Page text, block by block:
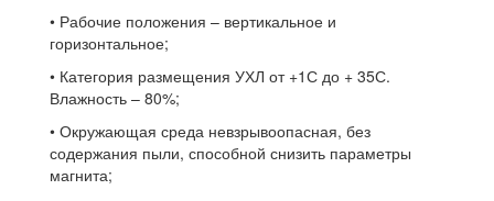
• Рабочие положения – вертикальное и
горизонтальное;
• Категория размещения УХЛ от +1С до + 35С.
Влажность – 80%;
• Окружающая среда невзрывоопасная, без
содержания пыли, способной снизить параметры
магнита;